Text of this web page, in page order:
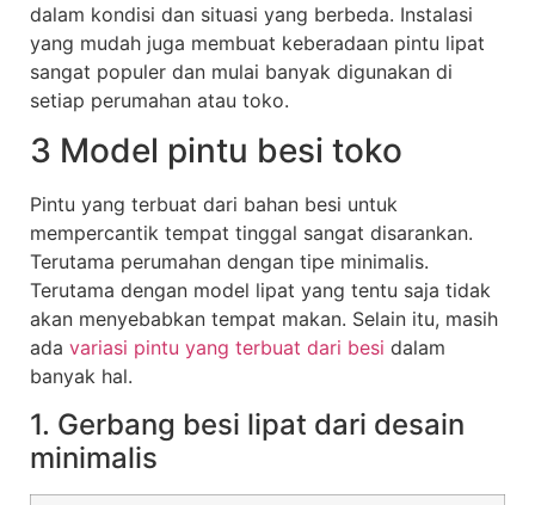
dalam kondisi dan situasi yang berbeda. Instalasi
yang mudah juga membuat keberadaan pintu lipat
sangat populer dan mulai banyak digunakan di
setiap perumahan atau toko.
3 Model pintu besi toko
Pintu yang terbuat dari bahan besi untuk
mempercantik tempat tinggal sangat disarankan.
Terutama perumahan dengan tipe minimalis.
Terutama dengan model lipat yang tentu saja tidak
akan menyebabkan tempat makan. Selain itu, masih
ada variasi pintu yang terbuat dari besi dalam
banyak hal.
1. Gerbang besi lipat dari desain
minimalis